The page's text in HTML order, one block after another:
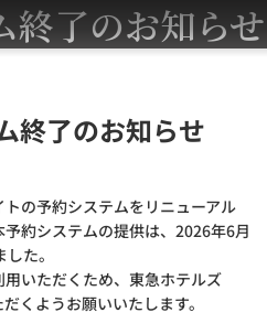
終了のお知らせ
終了のお知らせ
の予約システムをリニューアル
約システムの提供は、2026年6月
た。
いただくため、東急ホテルズ
くようお願いいたします。